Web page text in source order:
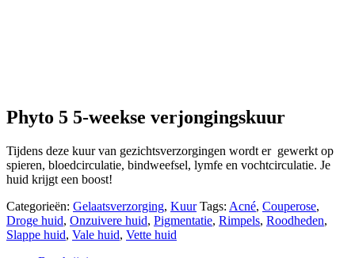
Phyto 5 5-weekse verjongingskuur
Tijdens deze kuur van gezichtsverzorgingen wordt er gewerkt op
spieren, bloedcirculatie, bindweefsel, lymfe en vochtcirculatie. Je
huid krijgt een boost!
Categorieën: Gelaatsverzorging, Kuur Tags: Acné, Couperose,
Droge huid, Onzuivere huid, Pigmentatie, Rimpels, Roodheden,
Slappe huid, Vale huid, Vette huid